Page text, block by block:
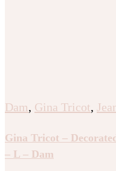
Dam, Gina Tricot,
Gina Tricot –
– L – Dam